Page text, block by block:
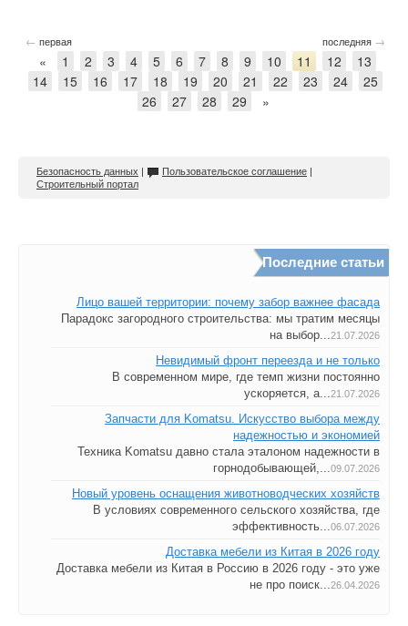
← первая последняя →
« 1 2 3 4 5 6 7 8 9 10 11 12
13
14
15 16 17 18 19 20 21 22 23 24
25
26
27 28 29 »
Безопасность данных | Пользовательское соглашение |
Строительный портал
Последние статьи
Лицо вашей территории: почему забор важнее фасада
Парадокс загородного строительства: мы тратим месяцы
на выбор...
21.07.2026
Невидимый фронт переезда и не только
В современном мире, где темп жизни постоянно
ускоряется, а...
21.07.2026
Запчасти для Komatsu. Искусство выбора между
надежностью и экономией
Техника Komatsu давно стала эталоном надежности в
горнодобывающей,...
09.07.2026
Новый уровень оснащения животноводческих хозяйств
В условиях современного сельского хозяйства, где
эффективность...
06.07.2026
Доставка мебели из Китая в 2026 году
Доставка мебели из Китая в Россию в 2026 году - это уже
не про поиск...
26.04.2026